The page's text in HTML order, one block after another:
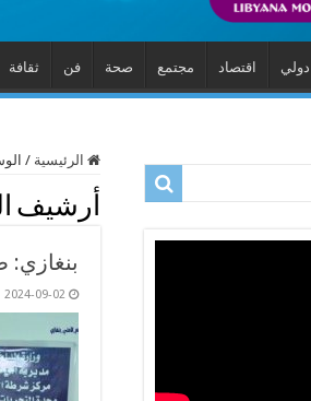
دولي اقتصاد مجتمع صحة فن ثقافة
الرئيسية /
أرشيف
2024-09-02